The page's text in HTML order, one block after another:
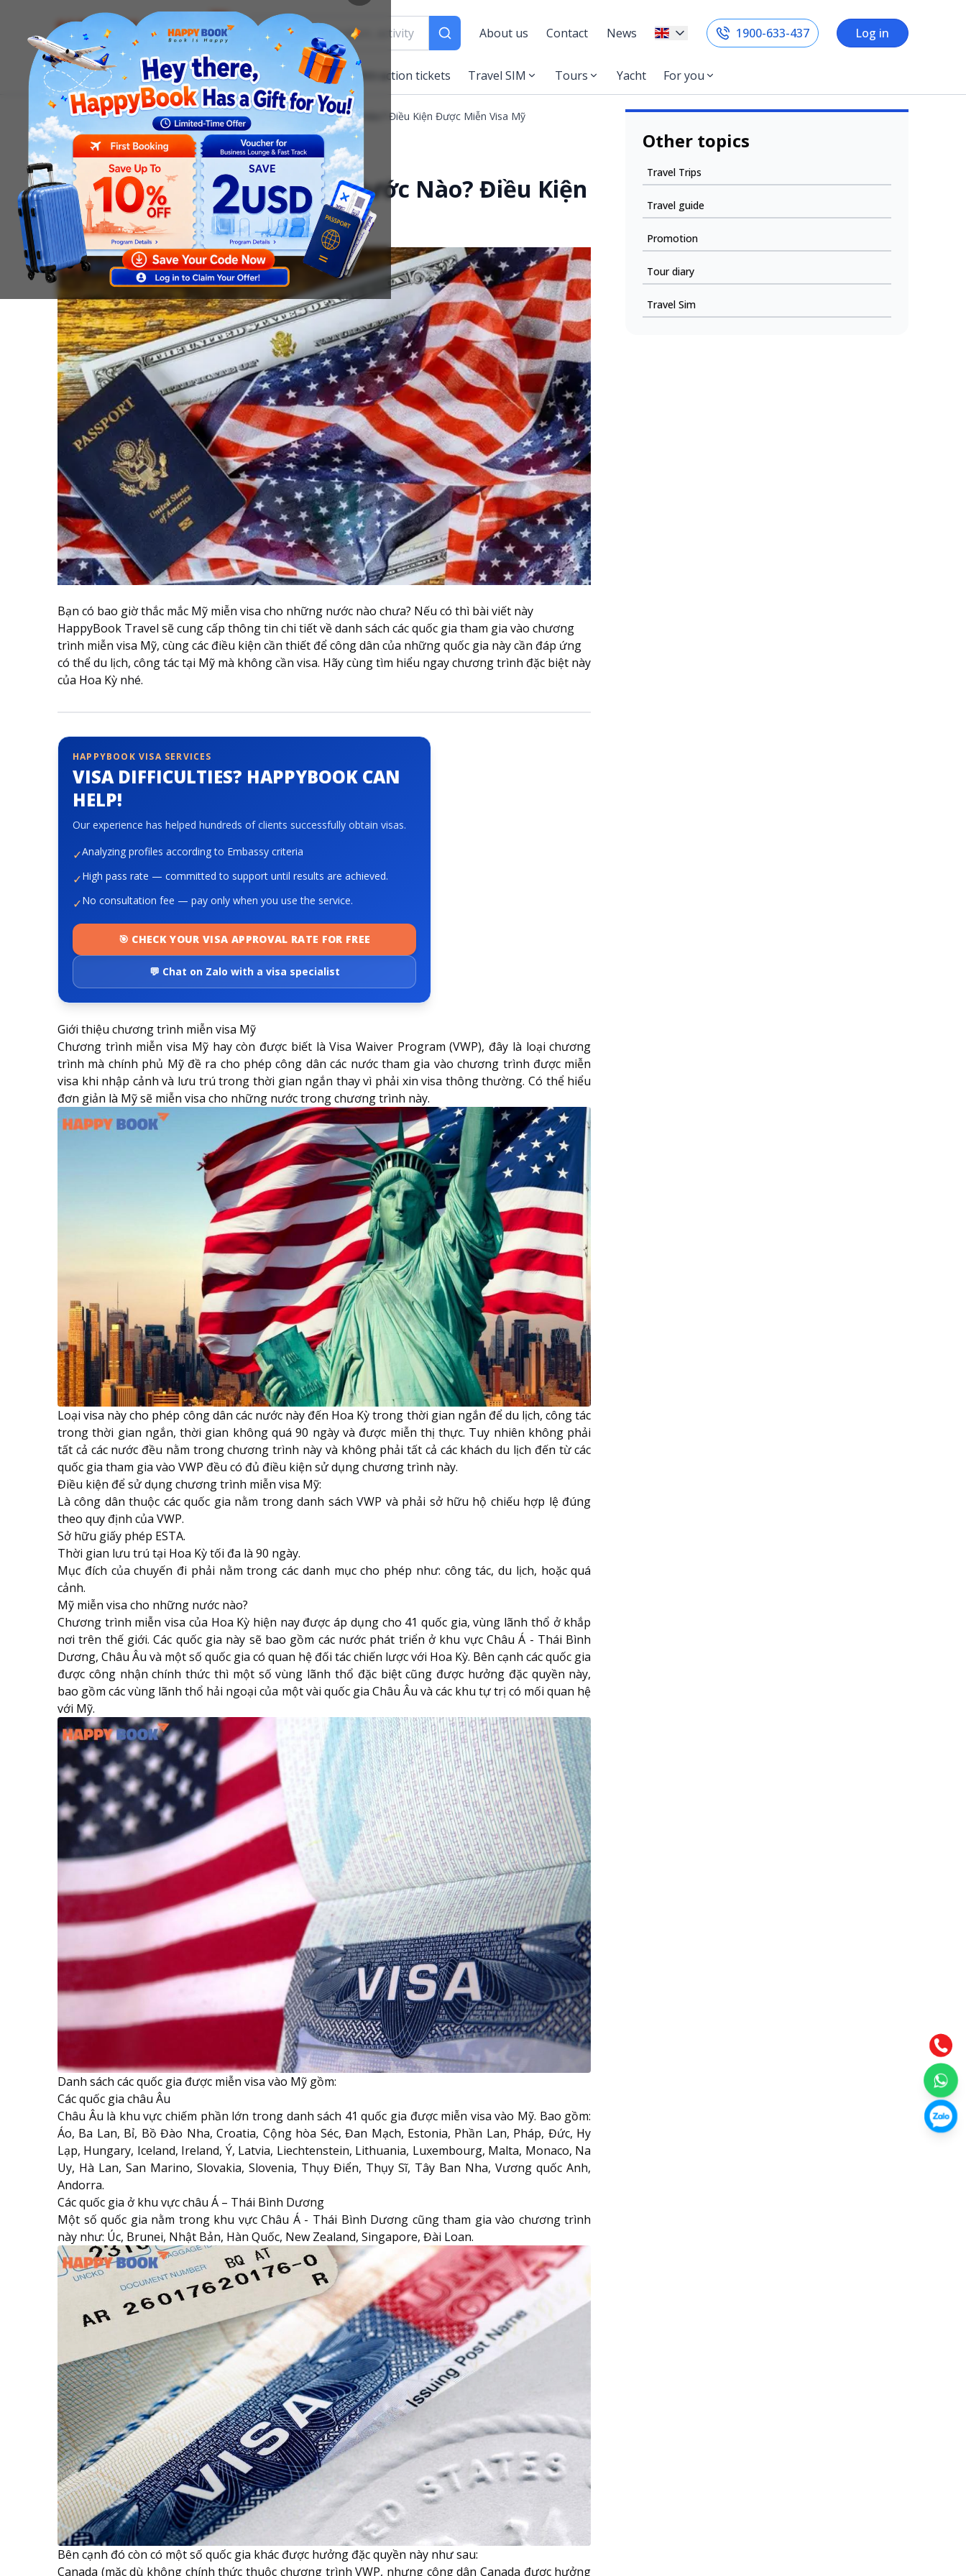
About us Contact News 1900-633-437 Log in
Airline tickets Hotel Visa Airport services Attraction tickets Travel SIM Tours Yacht For you
Homepage News Visa news Mỹ Miễn Visa Cho Những Nước Nào? Điều Kiện Được Miễn Visa Mỹ
Visa news
Mỹ Miễn Visa Cho Những Nước Nào? Điều Kiện
Được Miễn Visa Mỹ
Bạn có bao giờ thắc mắc Mỹ miễn visa cho những nước nào chưa? Nếu có thì bài viết này
HappyBook Travel sẽ cung cấp thông tin chi tiết về danh sách các quốc gia tham gia vào chương
trình miễn visa Mỹ, cùng các điều kiện cần thiết để công dân của những quốc gia này cần đáp ứng
có thể du lịch, công tác tại Mỹ mà không cần visa. Hãy cùng tìm hiểu ngay chương trình đặc biệt này
của Hoa Kỳ nhé.
HAPPYBOOK VISA SERVICES
VISA DIFFICULTIES? HAPPYBOOK CAN
HELP!
Our experience has helped hundreds of clients successfully obtain visas.
✓Analyzing profiles according to Embassy criteria
✓High pass rate — committed to support until results are achieved.
✓No consultation fee — pay only when you use the service.
🎯 CHECK YOUR VISA APPROVAL RATE FOR FREE
💬 Chat on Zalo with a visa specialist
Giới thiệu chương trình miễn visa Mỹ
Chương trình miễn visa Mỹ hay còn được biết là Visa Waiver Program (VWP), đây là loại chương
trình mà chính phủ Mỹ đề ra cho phép công dân các nước tham gia vào chương trình được miễn
visa khi nhập cảnh và lưu trú trong thời gian ngắn thay vì phải xin visa thông thường. Có thể hiểu
đơn giản là Mỹ sẽ miễn visa cho những nước trong chương trình này.
Loại visa này cho phép công dân các nước này đến Hoa Kỳ trong thời gian ngắn để du lịch, công tác
trong thời gian ngắn, thời gian không quá 90 ngày và được miễn thị thực. Tuy nhiên không phải
tất cả các nước đều nằm trong chương trình này và không phải tất cả các khách du lịch đến từ các
quốc gia tham gia vào VWP đều có đủ điều kiện sử dụng chương trình này.
Điều kiện để sử dụng chương trình miễn visa Mỹ:
Là công dân thuộc các quốc gia nằm trong danh sách VWP và phải sở hữu hộ chiếu hợp lệ đúng
theo quy định của VWP.
Sở hữu giấy phép ESTA.
Thời gian lưu trú tại Hoa Kỳ tối đa là 90 ngày.
Mục đích của chuyến đi phải nằm trong các danh mục cho phép như: công tác, du lịch, hoặc quá
cảnh.
Mỹ miễn visa cho những nước nào?
Chương trình miễn visa của Hoa Kỳ hiện nay được áp dụng cho 41 quốc gia, vùng lãnh thổ ở khắp
nơi trên thế giới. Các quốc gia này sẽ bao gồm các nước phát triển ở khu vực Châu Á - Thái Bình
Dương, Châu Âu và một số quốc gia có quan hệ đối tác chiến lược với Hoa Kỳ. Bên cạnh các quốc gia
được công nhận chính thức thì một số vùng lãnh thổ đặc biệt cũng được hưởng đặc quyền này,
bao gồm các vùng lãnh thổ hải ngoại của một vài quốc gia Châu Âu và các khu tự trị có mối quan hệ
với Mỹ.
Danh sách các quốc gia được miễn visa vào Mỹ gồm:
Các quốc gia châu Âu
Châu Âu là khu vực chiếm phần lớn trong danh sách 41 quốc gia được miễn visa vào Mỹ. Bao gồm:
Áo, Ba Lan, Bỉ, Bồ Đào Nha, Croatia, Cộng hòa Séc, Đan Mạch, Estonia, Phần Lan, Pháp, Đức, Hy
Lạp, Hungary, Iceland, Ireland, Ý, Latvia, Liechtenstein, Lithuania, Luxembourg, Malta, Monaco, Na
Uy, Hà Lan, San Marino, Slovakia, Slovenia, Thụy Điển, Thụy Sĩ, Tây Ban Nha, Vương quốc Anh,
Andorra.
Các quốc gia ở khu vực châu Á – Thái Bình Dương
Một số quốc gia nằm trong khu vực Châu Á - Thái Bình Dương cũng tham gia vào chương trình
này như: Úc, Brunei, Nhật Bản, Hàn Quốc, New Zealand, Singapore, Đài Loan.
Bên cạnh đó còn có một số quốc gia khác được hưởng đặc quyền này như sau:
Canada (mặc dù không chính thức thuộc chương trình VWP, nhưng công dân Canada được hưởng
Other topics
Travel Trips
Travel guide
Promotion
Tour diary
Travel Sim